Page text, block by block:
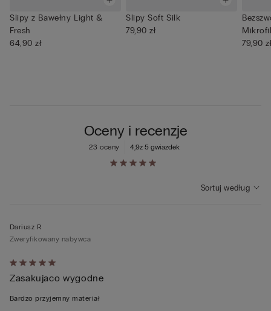
Slipy z Bawełny Light &
Fresh
64,90 zł
Slipy Soft Silk
79,90 zł
79,90
Oceny i recenzje
4,9z 5 gwiazdek
23 oceny
Sortuj według
Ocena
5
z
Dariusz R
Zweryfikowany nabywca
Zasakujaco wygodne
Bardzo przyjemny materiał